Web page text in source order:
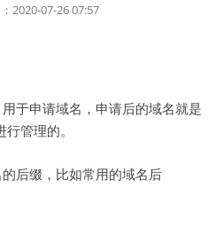
2020-07-26 07:57
于申请域名，申请后的域名就是
管理的。
后缀，比如常用的域名后